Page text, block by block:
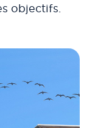
objectifs.